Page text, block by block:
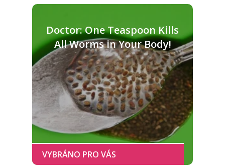
Doctor: One Teaspoon Kills
All Worms in Your Body!